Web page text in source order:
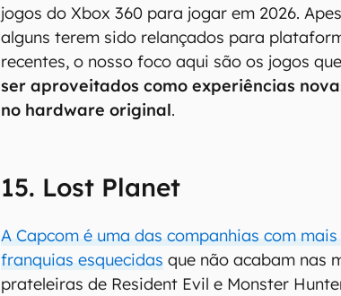
jogos do Xbox 360 para jogar em 2026.
alguns terem sido relançados para
recentes, o nosso foco aqui são os jogos que
ser aproveitados como experiências
no hardware original.
15. Lost Planet
A Capcom é uma das companhias com
franquias esquecidas que não acabam nas
prateleiras de Resident Evil e Monster